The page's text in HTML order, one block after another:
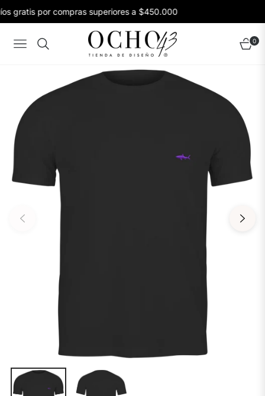
gratis por compras superiores a $450.000
Navigation Carrito
0